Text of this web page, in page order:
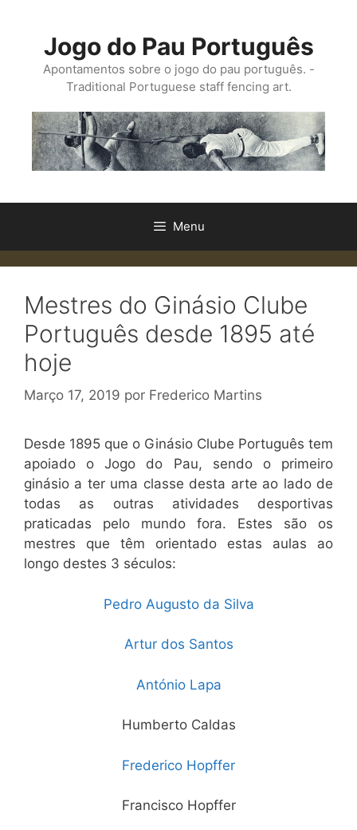
conteúdo
Jogo do Pau Português
Apontamentos sobre o jogo do pau português. -
Traditional Portuguese staff fencing art.
Menu
Mestres do Ginásio Clube
Português desde 1895 até
hoje
Março 17, 2019 por Frederico Martins
Desde 1895 que o Ginásio Clube Português tem
apoiado o Jogo do Pau, sendo o primeiro
ginásio a ter uma classe desta arte ao lado de
todas as outras atividades desportivas
praticadas pelo mundo fora. Estes são os
mestres que têm orientado estas aulas ao
longo destes 3 séculos:
Pedro Augusto da Silva
Artur dos Santos
António Lapa
Humberto Caldas
Frederico Hopffer
Francisco Hopffer